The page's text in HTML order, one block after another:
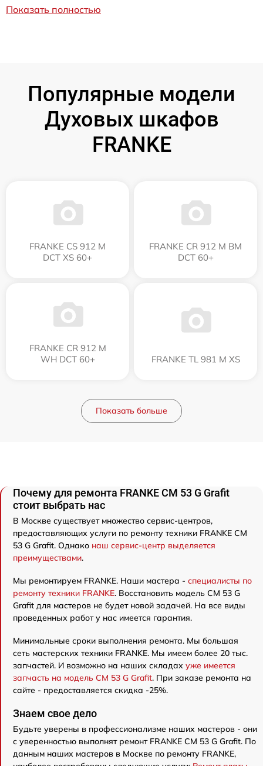
Показать полностью
Популярные модели
Духовых шкафов
FRANKE
FRANKE CS 912 M
DCT XS 60+
FRANKE CR 912 M BM
DCT 60+
FRANKE CR 912 M
WH DCT 60+
FRANKE TL 981 M XS
Показать больше
Почему для ремонта FRANKE CM 53 G Grafit
стоит выбрать нас
В Москве существует множество сервис-центров,
предоставляющих услуги по ремонту техники FRANKE CM
53 G Grafit. Однако наш сервис-центр выделяется
преимуществами.
Мы ремонтируем FRANKE. Наши мастера - специалисты по
ремонту техники FRANKE. Восстановить модель CM 53 G
Grafit для мастеров не будет новой задачей. На все виды
проведенных работ у нас имеется гарантия.
Минимальные сроки выполнения ремонта. Мы большая
сеть мастерских техники FRANKE. Мы имеем более 20 тыс.
запчастей. И возможно на наших складах уже имеется
запчасть на модель CM 53 G Grafit. При заказе ремонта на
сайте - предоставляется скидка -25%.
Знаем свое дело
Будьте уверены в профессионализме наших мастеров - они
с уверенностью выполнят ремонт FRANKE CM 53 G Grafit. По
данным наших мастеров в Москве по ремонту FRANKE,